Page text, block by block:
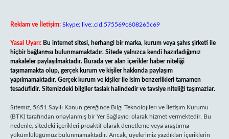
Reklam ve İletişim: Skype: live:.cid.575569c608265c69
Yasal Uyarı: Bu internet sitesi, herhangi bir marka, kurum veya şahıs şirketi ile
hiçbir bağlantısı bulunmamaktadır. Sitede yalnızca kendi hazırladığımız
makaleler paylaşılmaktadır. Burada yer alan içerikler haber niteliği
taşımamakta olup, gerçek kurum ve kişiler hakkında paylaşım
yapılmamaktadır. Gerçek kurum ve kişiler ile isim benzerlikleri tamamen
tesadüfidir. Sitemizdeki bilgiler taslak halindedir ve tavsiye niteliği taşımazlar.
Sitemiz, 5651 Sayılı Kanun gereğince Bilgi Teknolojileri ve İletişim Kurumu
(BTK) tarafından onaylanmış bir Yer Sağlayıcı olarak hizmet vermektedir. Bu
nedenle, sitedeki içerikleri proaktif olarak denetleme veya araştırma
yükümlülüğümüz bulunmamaktadır. Ancak, üyelerimiz yazdıkları içeriklerin